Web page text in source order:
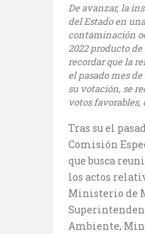
De avanzar, la
del Estado en
contaminación
2022 producto
recordar que la
el pasado mes
su votación, se
votos favorables,
Tras su el
Comisión
que busca
los actos
Ministerio de
Ambiente,